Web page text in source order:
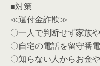
■対策
≪還付金詐欺≫
〇一人で判断せず家族
〇自宅の電話を留守番
〇知らない人からお金